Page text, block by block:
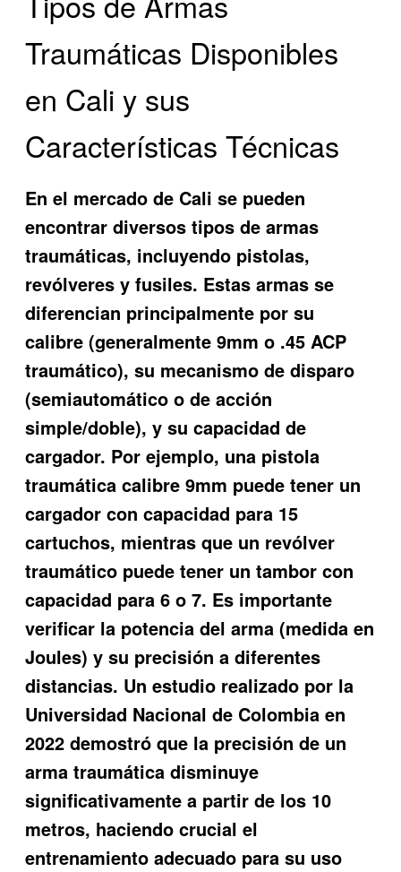
Traumáticas Disponibles
en Cali y sus
Características Técnicas
En el mercado de Cali se pueden
encontrar diversos tipos de armas
traumáticas, incluyendo pistolas,
revólveres y fusiles. Estas armas se
diferencian principalmente por su
calibre (generalmente 9mm o .45 ACP
traumático), su mecanismo de disparo
(semiautomático o de acción
simple/doble), y su capacidad de
cargador. Por ejemplo, una pistola
traumática calibre 9mm puede tener un
cargador con capacidad para 15
cartuchos, mientras que un revólver
traumático puede tener un tambor con
capacidad para 6 o 7. Es importante
verificar la potencia del arma (medida en
Joules) y su precisión a diferentes
distancias. Un estudio realizado por la
Universidad Nacional de Colombia en
2022 demostró que la precisión de un
arma traumática disminuye
significativamente a partir de los 10
metros, haciendo crucial el
entrenamiento adecuado para su uso